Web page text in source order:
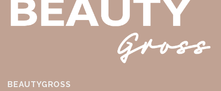
BEAUTYGROSS